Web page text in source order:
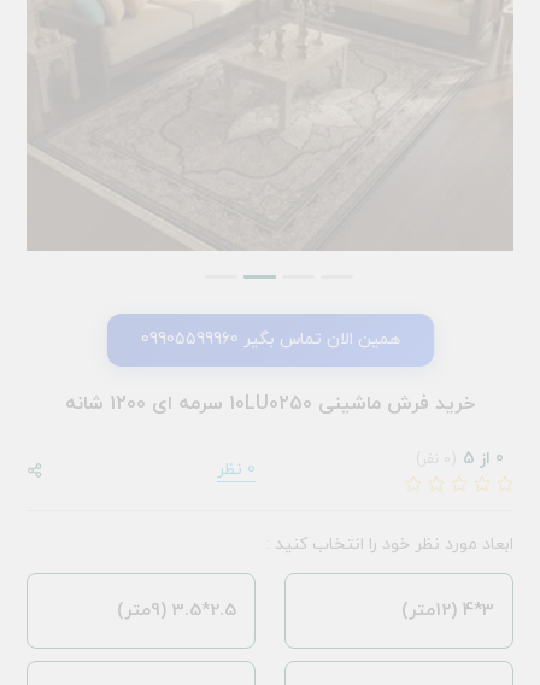
همین الان تماس بگیر 09905599960
خرید فرش ماشینی 10LU0250 سرمه ای 1200 شانه
0 از 5 0 نظر
ابعاد مورد نظر خود را انتخاب کنید :
3*4 (12متر) 2.5*3.5 (9متر)